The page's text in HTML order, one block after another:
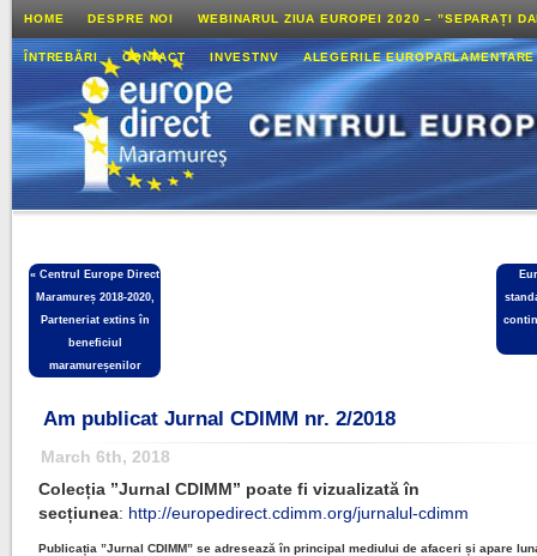
HOME DESPRE NOI WEBINARUL ZIUA EUROPEI 2020 – ”SEPARAȚI
ÎNTREBĂRI CONTACT INVESTNV ALEGERILE
«Centrul Europe Direct
Maramureș 2018-2020,
Parteneriat extins în
beneficiul
maramureșenilor
Am publicat Jurnal CDIMM nr. 2/2018
March 6th, 2018
Colecția ”Jurnal CDIMM” poate fi vizualizată în
secțiunea: http://europedirect.cdimm.org/jurnalul-cdimm
Publicația ”Jurnal CDIMM” se adresează în principal mediului de afaceri și apare